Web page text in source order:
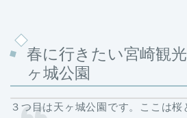
春に行きたい宮崎観
ヶ城公園
３つ目は天ヶ城公園です。ここは